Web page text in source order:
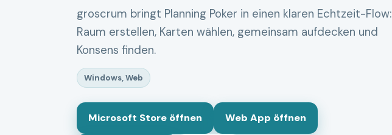
groscrum bringt Planning Poker in einen klaren Echtzeit-Flow:
Raum erstellen, Karten wählen, gemeinsam aufdecken und
Konsens finden.
Windows, Web
Microsoft Store öffnen Web App öffnen